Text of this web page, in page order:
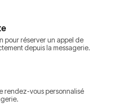
pour réserver un appel de
depuis la messagerie.
rendez-vous personnalisé